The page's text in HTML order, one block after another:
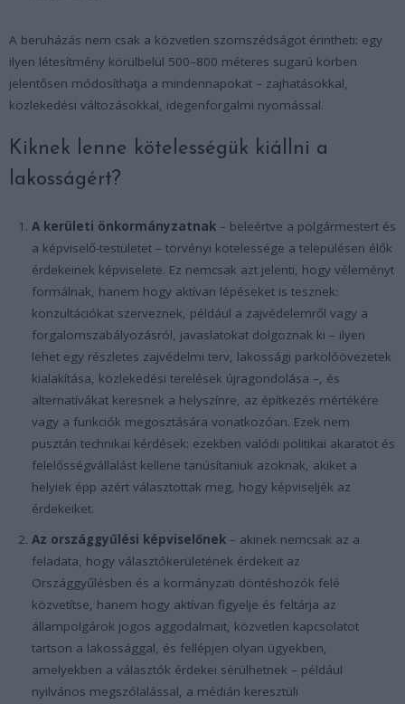
A beruházás nem csak a közvetlen szomszédságot érintheti: egy
ilyen létesítmény körülbelül 500–800 méteres sugarú körben
jelentősen módosíthatja a mindennapokat – zajhatásokkal,
közlekedési változásokkal, idegenforgalmi nyomással.
Kiknek lenne kötelességük kiállni a
lakosságért?
A kerületi önkormányzatnak – beleértve a polgármestert és
a képviselő-testületet – törvényi kötelessége a településen élők
érdekeinek képviselete. Ez nemcsak azt jelenti, hogy véleményt
formálnak, hanem hogy aktívan lépéseket is tesznek:
konzultációkat szerveznek, például a zajvédelemről vagy a
forgalomszabályozásról, javaslatokat dolgoznak ki – ilyen
lehet egy részletes zajvédelmi terv, lakossági parkolóövezetek
kialakítása, közlekedési terelések újragondolása –, és
alternatívákat keresnek a helyszínre, az építkezés mértékére
vagy a funkciók megosztására vonatkozóan. Ezek nem
pusztán technikai kérdések: ezekben valódi politikai akaratot és
felelősségvállalást kellene tanúsítaniuk azoknak, akiket a
helyiek épp azért választottak meg, hogy képviseljék az
érdekeiket.
Az országgyűlési képviselőnek – akinek nemcsak az a
feladata, hogy választókerületének érdekeit az
Országgyűlésben és a kormányzati döntéshozók felé
közvetítse, hanem hogy aktívan figyelje és feltárja az
állampolgárok jogos aggodalmait, közvetlen kapcsolatot
tartson a lakossággal, és fellépjen olyan ügyekben,
amelyekben a választók érdekei sérülhetnek – például
nyilvános megszólalással, a médián keresztüli